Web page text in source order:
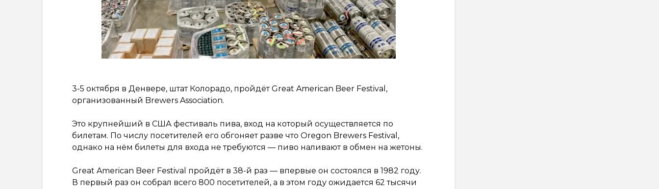
3-5 октября в Денвере, штат Колорадо, пройдёт Great American Beer Festival,
организованный Brewers Association.
Это крупнейший в США фестиваль пива, вход на который осуществляется по
билетам. По числу посетителей его обгоняет разве что Oregon Brewers Festival,
однако на нём билеты для входа не требуются — пиво наливают в обмен на жетоны.
Great American Beer Festival пройдёт в 38-й раз — впервые он состоялся в 1982 году.
В первый раз он собрал всего 800 посетителей, а в этом году ожидается 62 тысячи